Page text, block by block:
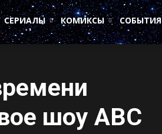
СЕРИАЛЫ КОМИКСЫ СОБЫТИЯ
шоу ABC